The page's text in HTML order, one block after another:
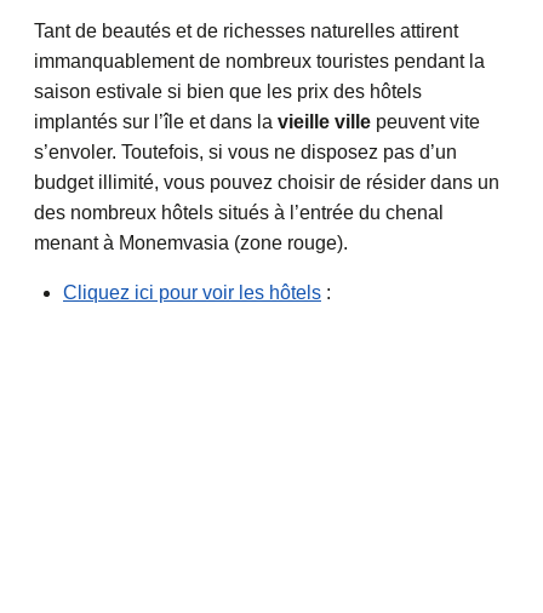
Tant de beautés et de richesses naturelles attirent
immanquablement de nombreux touristes pendant la
saison estivale si bien que les prix des hôtels
implantés sur l’île et dans la vieille ville peuvent vite
s’envoler. Toutefois, si vous ne disposez pas d’un
budget illimité, vous pouvez choisir de résider dans un
des nombreux hôtels situés à l’entrée du chenal
menant à Monemvasia (zone rouge).
Cliquez ici pour voir les hôtels :